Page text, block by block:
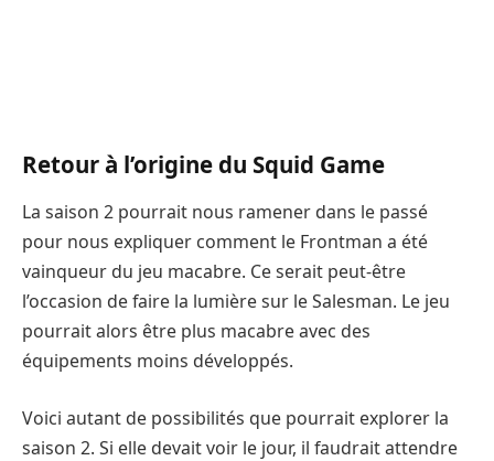
Retour à l’origine du Squid Game
La saison 2 pourrait nous ramener dans le passé
pour nous expliquer comment le Frontman a été
vainqueur du jeu macabre. Ce serait peut-être
l’occasion de faire la lumière sur le Salesman. Le jeu
pourrait alors être plus macabre avec des
équipements moins développés.
Voici autant de possibilités que pourrait explorer la
saison 2. Si elle devait voir le jour, il faudrait attendre